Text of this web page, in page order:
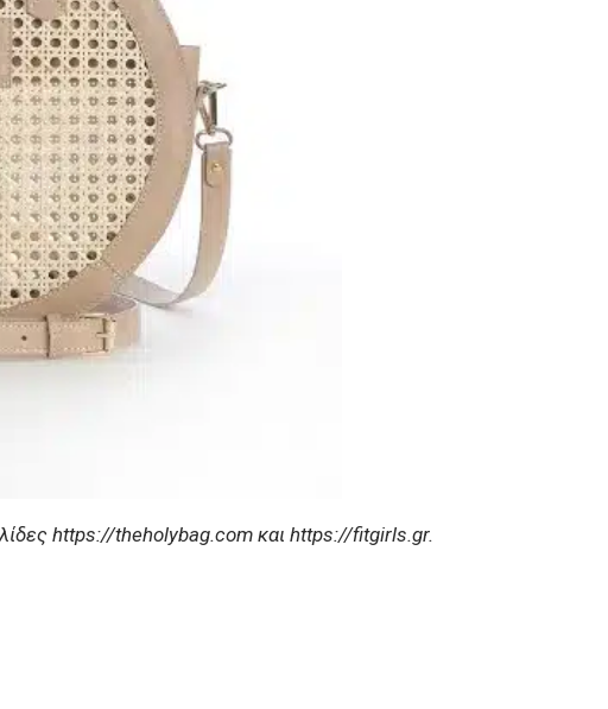
https://theholybag.com και https://fitgirls.gr.